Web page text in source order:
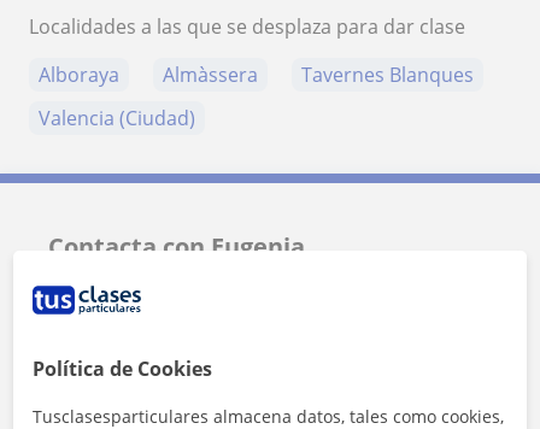
Localidades a las que se desplaza para dar clase
Alboraya
Almàssera
Tavernes Blanques
Valencia (Ciudad)
Contacta con Eugenia
Tarifa
1ª clase gratis
Política de Cookies
Tusclasesparticulares almacena datos, tales como cookies,